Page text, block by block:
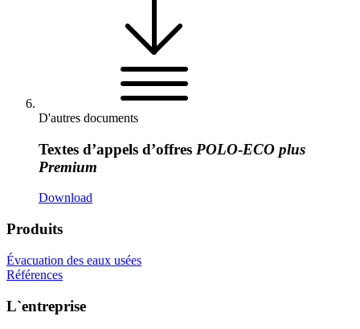
D'autres documents
Textes d’appels d’offres POLO-ECO plus
Premium
Download
Produits
Évacuation des eaux usées
Références
L`entreprise